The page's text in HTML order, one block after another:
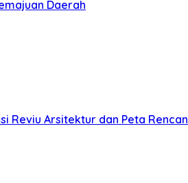
Daerah
Arsitektur dan Peta